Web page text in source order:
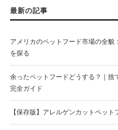
最新の記事
アメリカのペットフード市場の全
を探る
余ったペットフードどうする？｜
完全ガイド
【保存版】アレルゲンカットペッ